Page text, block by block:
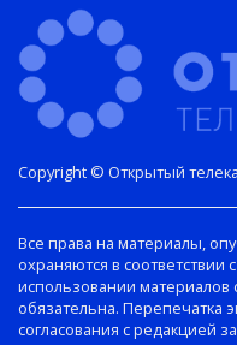
Все права на материалы,
охраняются в соответствии
использовании материалов
обязательна. Перепечатка
согласования с редакцией